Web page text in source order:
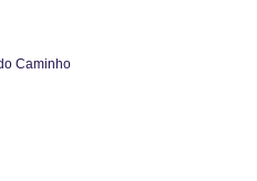
Caminho